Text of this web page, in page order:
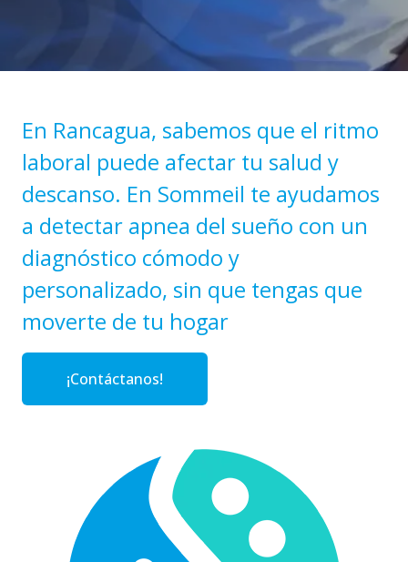
En Rancagua, sabemos que el ritmo
laboral puede afectar tu salud y
descanso. En Sommeil te ayudamos
a detectar apnea del sueño con un
diagnóstico cómodo y
personalizado, sin que tengas que
moverte de tu hogar
¡Contáctanos!